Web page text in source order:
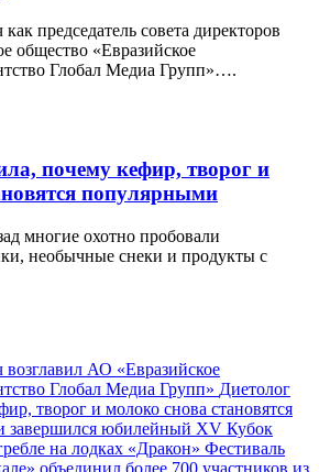
председатель совета директоров
общество «Евразийское
Глобал Медиа Групп»….
почему кефир, творог и
популярными
многие охотно пробовали
необычные снеки и продукты с
АО «Евразийское
Глобал Медиа Групп» Диетолог
творог и молоко снова становятся
завершился юбилейный XV Кубок
на лодках «Дракон» Фестиваль
объединил более 700 участников из